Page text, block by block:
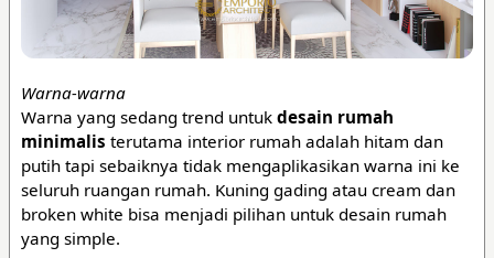
Warna-warna
Warna yang sedang trend untuk desain rumah
minimalis terutama interior rumah adalah hitam dan
putih tapi sebaiknya tidak mengaplikasikan warna ini ke
seluruh ruangan rumah. Kuning gading atau cream dan
broken white bisa menjadi pilihan untuk desain rumah
yang simple.